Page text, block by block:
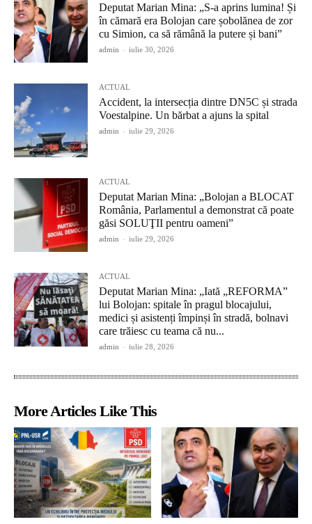
Deputat Marian Mina: „S-a aprins lumina! Și
în cămară era Bolojan care șobolănea de zor
cu Simion, ca să rămână la putere și bani”
admin - iulie 30, 2026
ACTUAL
Accident, la intersecția dintre DN5C și strada
Voestalpine. Un bărbat a ajuns la spital
admin - iulie 29, 2026
ACTUAL
Deputat Marian Mina: „Bolojan a BLOCAT
România, Parlamentul a demonstrat că poate
găsi SOLUŢII pentru oameni”
admin - iulie 29, 2026
ACTUAL
Deputat Marian Mina: „Iată „REFORMA”
lui Bolojan: spitale în pragul blocajului,
medici și asistenți împinși în stradă, bolnavi
care trăiesc cu teama că nu...
admin - iulie 28, 2026
More Articles Like This